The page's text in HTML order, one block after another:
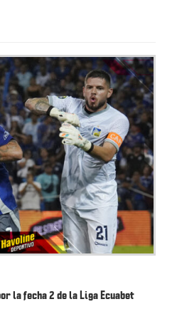
la fecha 2 de la Liga Ecuabet